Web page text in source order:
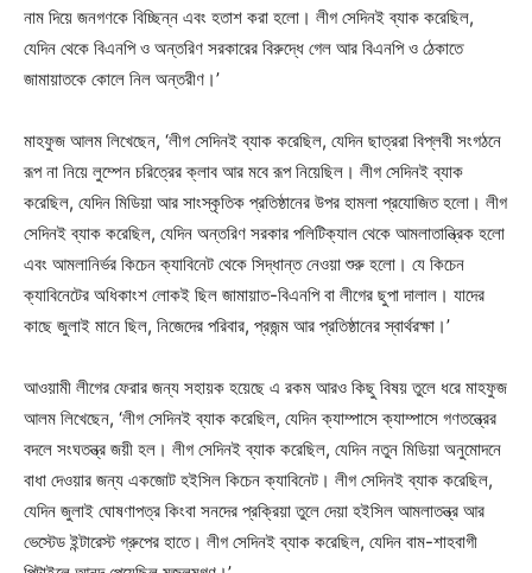
নাম দিয়ে জনগণকে বিচ্ছিন্ন এবং হতাশ করা হলো। লীগ সেদিনই ব্যাক করেছিল,
যেদিন থেকে বিএনপি ও অন্তরিণ সরকারের বিরুদ্ধে গেল আর বিএনপি ও ঠেকাতে
জামায়াতকে কোলে নিল অন্তরীণ।’
মাহফুজ আলম লিখেছেন, ‘লীগ সেদিনই ব্যাক করেছিল, যেদিন ছাত্ররা বিপ্লবী সংগঠনে
রূপ না নিয়ে লুম্পেন চরিত্রের ক্লাব আর মবে রূপ নিয়েছিল। লীগ সেদিনই ব্যাক
করেছিল, যেদিন মিডিয়া আর সাংস্কৃতিক প্রতিষ্ঠানের উপর হামলা প্রযোজিত হলো। লীগ
সেদিনই ব্যাক করেছিল, যেদিন অন্তরিণ সরকার পলিটিক্যাল থেকে আমলাতান্ত্রিক হলো
এবং আমলানির্ভর কিচেন ক্যাবিনেট থেকে সিদ্ধান্ত নেওয়া শুরু হলো। যে কিচেন
ক্যাবিনেটের অধিকাংশ লোকই ছিল জামায়াত-বিএনপি বা লীগের ছুপা দালাল। যাদের
কাছে জুলাই মানে ছিল, নিজেদের পরিবার, প্রজন্ম আর প্রতিষ্ঠানের স্বার্থরক্ষা।’
আওয়ামী লীগের ফেরার জন্য সহায়ক হয়েছে এ রকম আরও কিছু বিষয় তুলে ধরে মাহফুজ
আলম লিখেছেন, ‘লীগ সেদিনই ব্যাক করেছিল, যেদিন ক্যাম্পাসে ক্যাম্পাসে গণতন্ত্রের
বদলে সংঘতন্ত্র জয়ী হল। লীগ সেদিনই ব্যাক করেছিল, যেদিন নতুন মিডিয়া অনুমোদনে
বাধা দেওয়ার জন্য একজোট হইসিল কিচেন ক্যাবিনেট। লীগ সেদিনই ব্যাক করেছিল,
যেদিন জুলাই ঘোষণাপত্র কিংবা সনদের প্রক্রিয়া তুলে দেয়া হইসিল আমলাতন্ত্র আর
ভেস্টেড ইন্টারেস্ট গ্রুপের হাতে। লীগ সেদিনই ব্যাক করেছিল, যেদিন বাম-শাহবাগী